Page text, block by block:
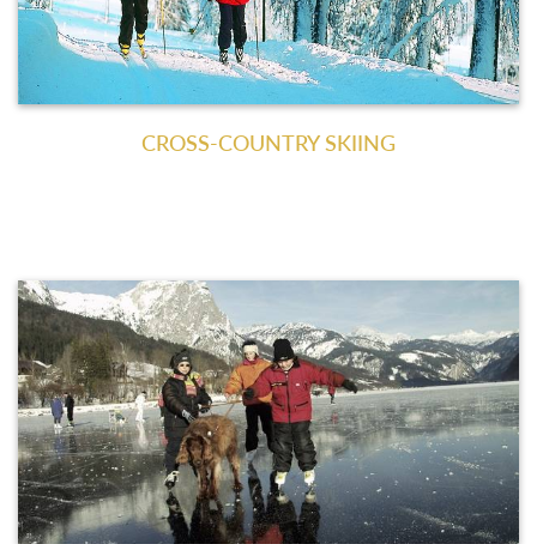
CROSS-COUNTRY SKIING